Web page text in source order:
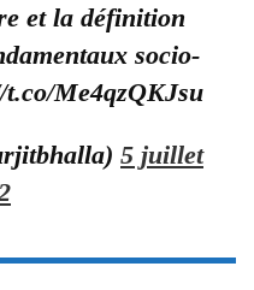
et la définition
socio-
Me4qzQKJsu
5 juillet